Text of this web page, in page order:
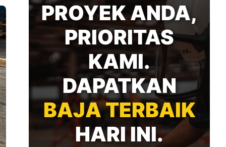
PROYEK ANDA,
PRIORITAS
KAMI.
DAPATKAN
BAJA TERBAIK
HARI INI.